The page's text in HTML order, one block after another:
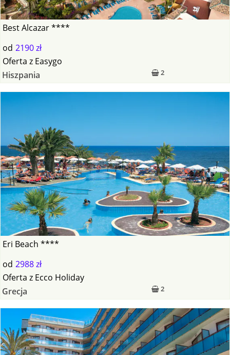
Best Alcazar ****
od 2190 zł
2
Oferta z Easygo
Hiszpania
Eri Beach ****
od 2988 zł
2
Oferta z Ecco Holiday
Grecja